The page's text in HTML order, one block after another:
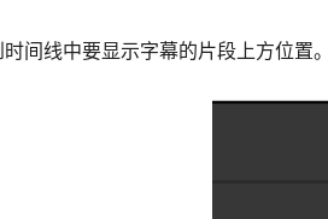
间线中要显示字幕的片段上方位置